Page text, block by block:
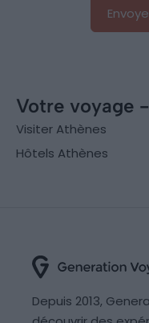
Votre voyage
Visiter Athènes
Hôtels Athènes
Depuis 2013,